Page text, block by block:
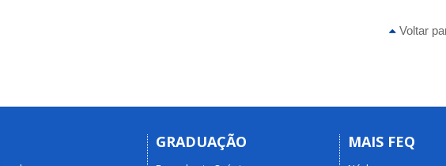
Voltar
GRADUAÇÃO MAIS FEQ